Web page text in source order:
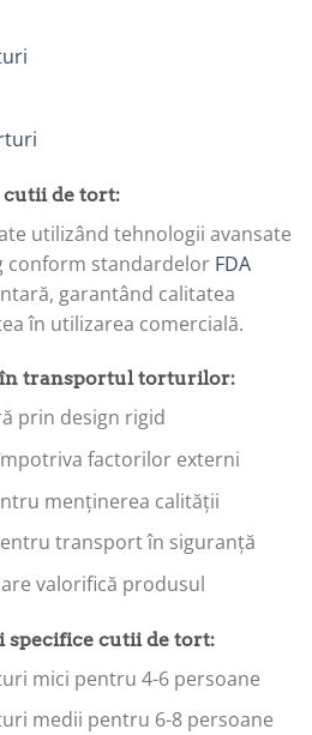
cutii de tort:
utilizând tehnologii avansate
conform standardelor FDA
garantând calitatea
în utilizarea comercială.
transportul torturilor:
prin design rigid
factorilor externi
menținerea calității
transport în siguranță
valorifică produsul
specifice cutii de tort:
mici pentru 4-6 persoane
medii pentru 6-8 persoane